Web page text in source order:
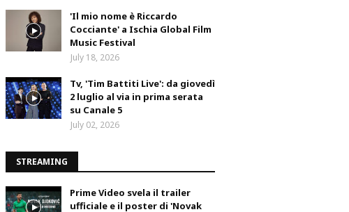
'Il mio nome è Riccardo
Cocciante' a Ischia Global Film
Music Festival
July 18, 2026
Tv, 'Tim Battiti Live': da giovedì
2 luglio al via in prima serata
su Canale 5
July 02, 2026
STREAMING
Prime Video svela il trailer
ufficiale e il poster di 'Novak